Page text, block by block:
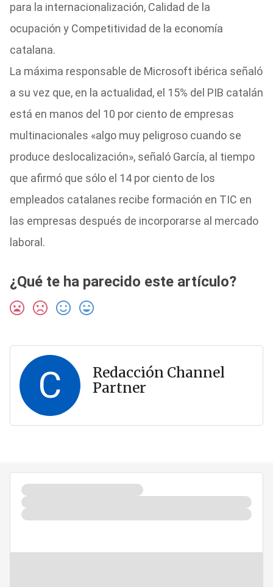
para la internacionalización, Calidad de la
ocupación y Competitividad de la economía
catalana.
La máxima responsable de Microsoft ibérica señaló
a su vez que, en la actualidad, el 15% del PIB catalán
está en manos del 10 por ciento de empresas
multinacionales «algo muy peligroso cuando se
produce deslocalización», señaló García, al tiempo
que afirmó que sólo el 14 por ciento de los
empleados catalanes recibe formación en TIC en
las empresas después de incorporarse al mercado
laboral.
¿Qué te ha parecido este artículo?
C
Redacción Channel
Partner